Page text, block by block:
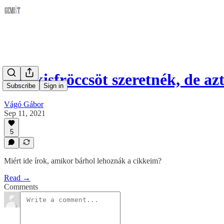
Subscribe Sign in
Egy kisfröccsöt szeretnék, de
Vágó Gábor
Sep 11, 2021
5
Miért ide írok, amikor bárhol lehoznák a cikkeim?
Read →
Comments